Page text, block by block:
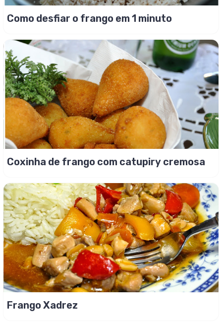
Como desfiar o frango em 1 minuto
Coxinha de frango com catupiry cremosa
Frango Xadrez